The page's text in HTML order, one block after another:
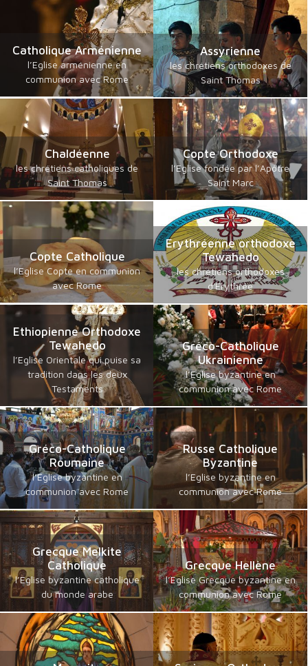
Catholique Arménienne
l’Eglise arménienne en
communion avec Rome
Assyrienne
les chrétiens orthodoxes de
Saint Thomas
Chaldéenne
les chrétiens catholiques de
Saint Thomas
Copte Orthodoxe
l’Eglise fondée par l’Apôtre
Saint Marc
Copte Catholique
l’Eglise Copte en communion
avec Rome
Erythréenne orthodoxe
Tewahedo
les chrétiens orthodoxes
d'Erythrée
Ethiopienne Orthodoxe
Tewahedo
l’Eglise Orientale qui puise sa
tradition dans les deux
Testaments
Gréco-Catholique
Ukrainienne
l’Eglise byzantine en
communion avec Rome
Gréco-Catholique
Roumaine
l’Eglise byzantine en
communion avec Rome
Russe Catholique
Byzantine
l’Eglise byzantine en
communion avec Rome
Grecque Melkite
Catholique
l’Eglise byzantine catholique
du monde arabe
Grecque Hellène
l’Eglise Grecque byzantine en
communion avec Rome